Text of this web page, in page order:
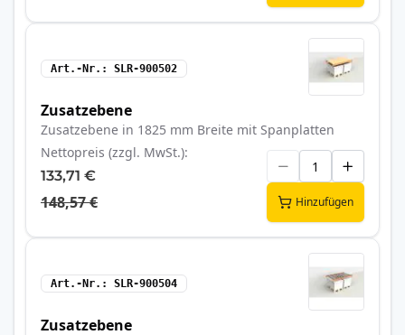
Art.-Nr. SLR-900502
Zusatzebene
Zusatzebene in 1825 mm Breite mit Spanplatten
Nettopreis (zzgl. MwSt.)
133,71 €
148,57 € Hinzufügen
Art.-Nr. SLR-900504
Zusatzebene